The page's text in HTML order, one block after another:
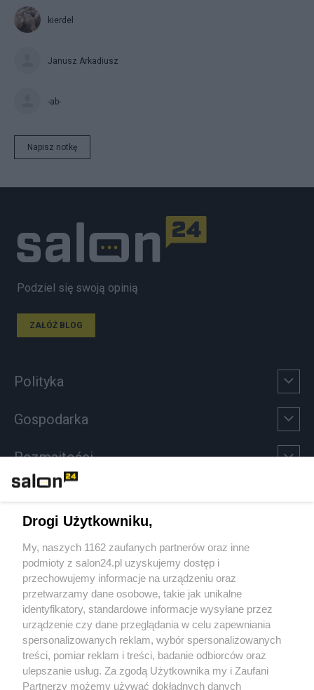
kierdel
Janusz Arkadiusz
-ab-
Napisz notkę
Podziel się swoją opinią
ZAŁÓŻ BLOG
Polityka
Gospodarka
Rozmaitości
Sport
Społeczeństwo
Kultura
X Facebook Instagram Youtube
Drogi Użytkowniku,
My, naszych 1162 zaufanych partnerów oraz inne
podmioty z salon24.pl uzyskujemy dostęp i
przechowujemy informacje na urządzeniu oraz
przetwarzamy dane osobowe, takie jak unikalne
identyfikatory, standardowe informacje wysyłane przez
urządzenie czy dane przeglądania w celu zapewniania
spersonalizowanych reklam, wybór spersonalizowanych
treści, pomiar reklam i treści, badanie odbiorców oraz
ulepszanie usług. Za zgodą Użytkownika my i Zaufani
Partnerzy możemy używać dokładnych danych